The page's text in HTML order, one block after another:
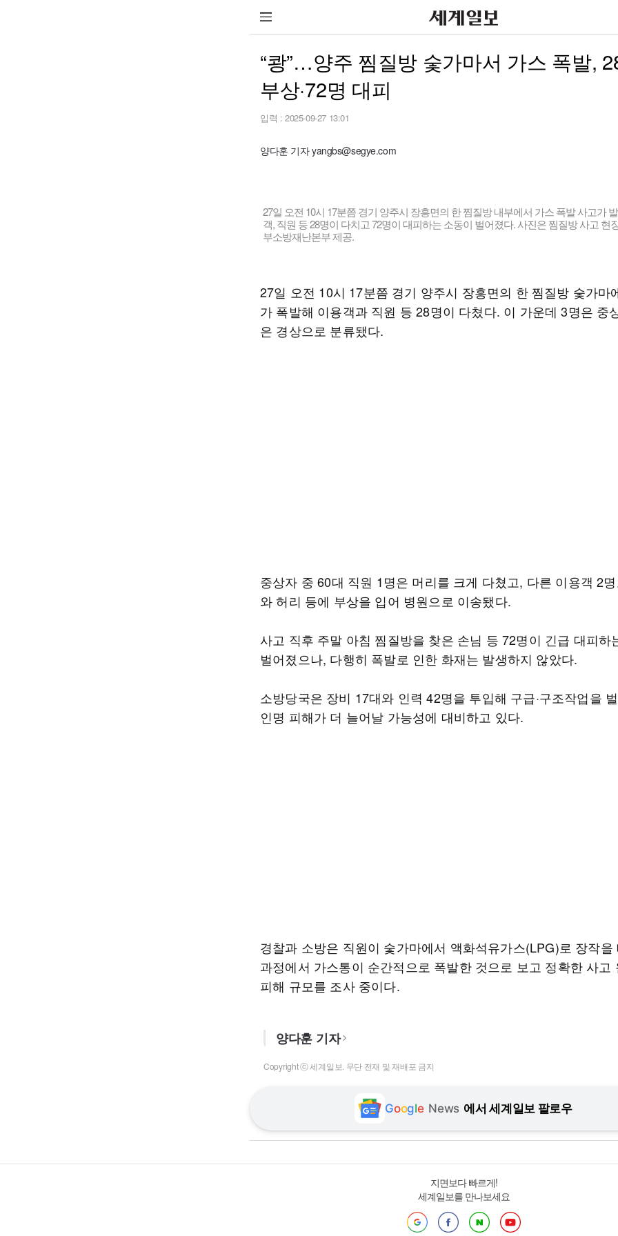
“쾅”…양주 찜질방 숯가마서 가스 폭발,
부상·72명 대피
입력 : 2025-09-27 13:01
양다훈 기자 yangbs@segye.com
27일 오전 10시 17분쯤 경기 양주시 장흥면의 한 찜질방 내부에서 가스 폭발 사고가
객, 직원 등 28명이 다치고 72명이 대피하는 소동이 벌어졌다. 사진은 찜질방 사고 현
부소방재난본부 제공.
27일 오전 10시 17분쯤 경기 양주시 장흥면의 한 찜질방 숯가마
가 폭발해 이용객과 직원 등 28명이 다쳤다. 이 가운데 3명은 중
은 경상으로 분류됐다.
중상자 중 60대 직원 1명은 머리를 크게 다쳤고, 다른 이용객 2
와 허리 등에 부상을 입어 병원으로 이송됐다.
사고 직후 주말 아침 찜질방을 찾은 손님 등 72명이 긴급 대피하
벌어졌으나, 다행히 폭발로 인한 화재는 발생하지 않았다.
소방당국은 장비 17대와 인력 42명을 투입해 구급·구조작업을
인명 피해가 더 늘어날 가능성에 대비하고 있다.
경찰과 소방은 직원이 숯가마에서 액화석유가스(LPG)로 장작을
과정에서 가스통이 순간적으로 폭발한 것으로 보고 정확한 사고
피해 규모를 조사 중이다.
양다훈 기자
Copyright ⓒ 세계일보. 무단 전재 및 재배포 금지
Google News 에서 세계일보 팔로우
지면보다 빠르게!
세계일보를 만나보세요